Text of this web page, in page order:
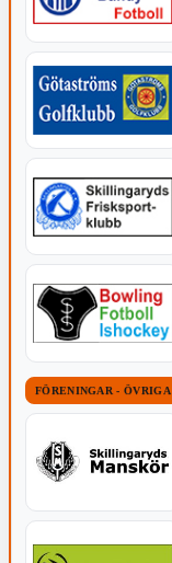
FÖRENINGAR - ÖVRIGA